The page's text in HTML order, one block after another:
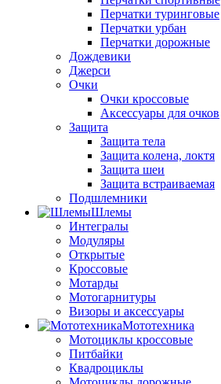
Перчатки туринговые
Перчатки урбан
Перчатки дорожные
Дождевики
Джерси
Очки
Очки кроссовые
Аксессуары для очков
Защита
Защита тела
Защита колена, локтя
Защита шеи
Защита встраиваемая
Подшлемники
Шлемы
Интегралы
Модуляры
Открытые
Кроссовые
Мотарды
Мотогарнитуры
Визоры и аксессуары
Мототехника
Мотоциклы кроссовые
Питбайки
Квадроциклы